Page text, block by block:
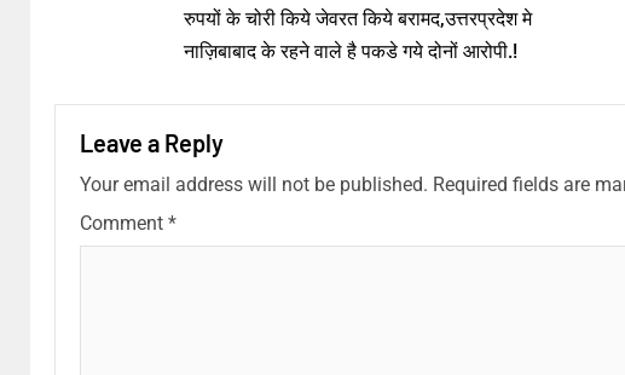
रुपयों के चोरी किये जेवरत किये बरामद,उत्तरप्रदेश मे
नाज़िबाबाद के रहने वाले है पकडे गये दोनों आरोपी.!
Leave a Reply
Your email address will not be published. Required fields are
Comment *